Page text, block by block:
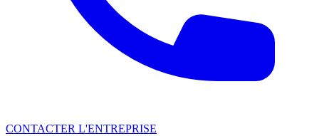
CONTACTER L'ENTREPRISE